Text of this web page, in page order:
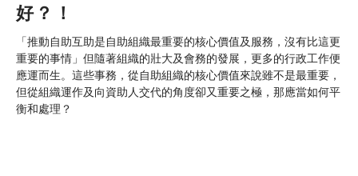
好？！
「推動自助互助是自助組織最重要的核心價值及服務，沒有比這更
重要的事情」但隨著組織的壯大及會務的發展，更多的行政工作便
應運而生。這些事務，從自助組織的核心價值來說雖不是最重要，
但從組織運作及向資助人交代的角度卻又重要之極，那應當如何平
衡和處理？